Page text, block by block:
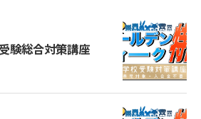
験総合対策講座